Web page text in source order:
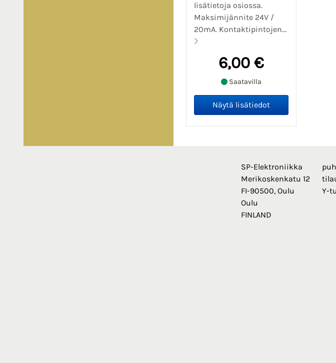
lisätietoja osiossa.
Maksimijännite 24V /
20mA. Kontaktipintojen...
6,00 €
Saatavilla
SP-Elektroniikka
Merikoskenkatu 12
FI-90500, Oulu
Oulu
FINLAND
Y-